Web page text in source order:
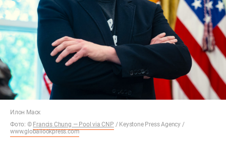
Илон Маск
Фото: © Francis Chung — Pool via CNP / Keystone Press Agency /
www.globallookpress.com